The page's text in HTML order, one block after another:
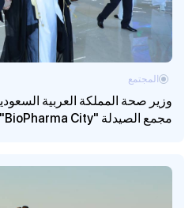
وزير صحة المملكة العربية
مجمع الصيدلة "BioPharma City"
المجتمع